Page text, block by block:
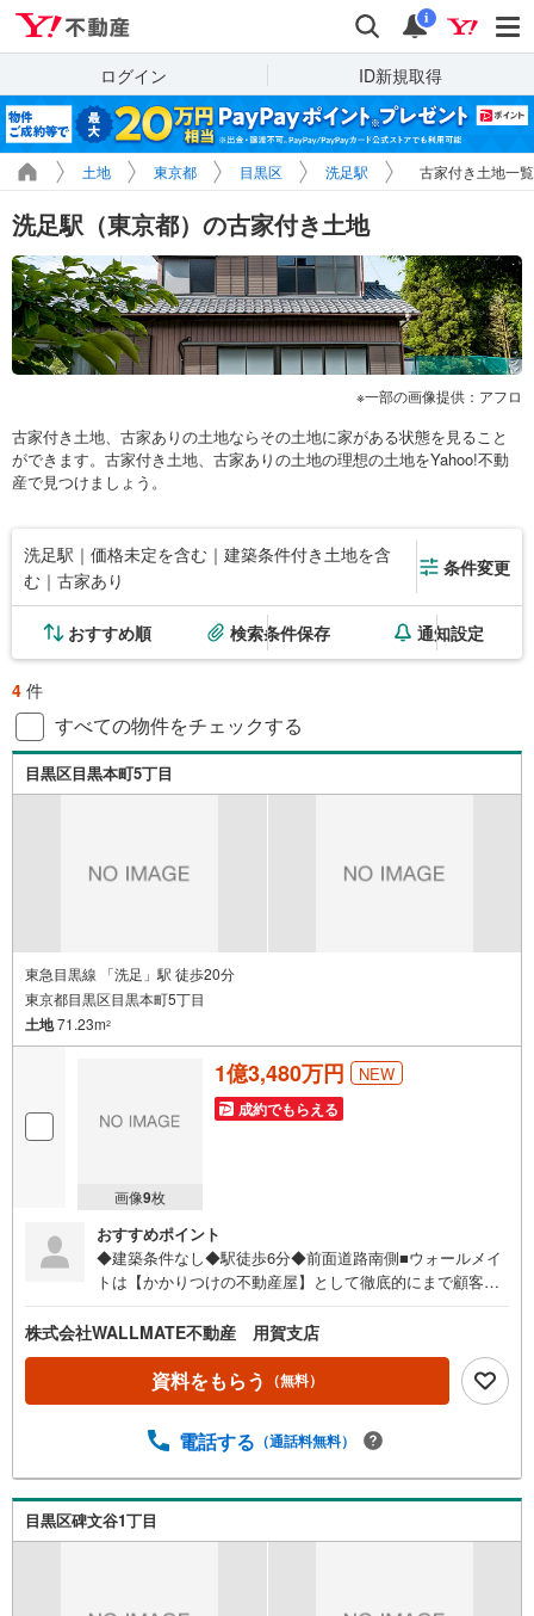
検索 通知
i
ログイン ID新規取得
土地 東京都 目黒区 洗足駅 古家付き土地一覧
洗足駅（東京都）の古家付き土地
一部の画像提供：アフロ
古家付き土地、古家ありの土地ならその土地に家がある状態を見ること
ができます。古家付き土地、古家ありの土地の理想の土地をYahoo!不動
産で見つけましょう。
洗足駅｜価格未定を含む｜建築条件付き土地を含
む｜古家あり
条件変更
おすすめ順 検索条件保存 通知設定
4 件
すべての物件をチェックする
目黒区目黒本町5丁目
東急目黒線 「洗足」駅 徒歩20分
東京都目黒区目黒本町5丁目
土地71.23m2
画像9枚
1億3,480万円 NEW
成約でもらえる
おすすめポイント
◆建築条件なし◆駅徒歩6分◆前面道路南側■ウォールメイ
トは【かかりつけの不動産屋】として徹底的にまで顧客主
報網を駆使し、最良の不動産をご提案。■住宅ローンシュミ
レーション無料相談会 毎日随時開催中。■ウォールメイト
オリジナルの住宅購入・住替え等について分かりやすく解
説したガイドブックをご希望者様に【無料プレゼント】
株式会社WALLMATE不動産 用賀支店
資料をもらう （無料）
電話する （通話料無料）
目黒区碑文谷1丁目